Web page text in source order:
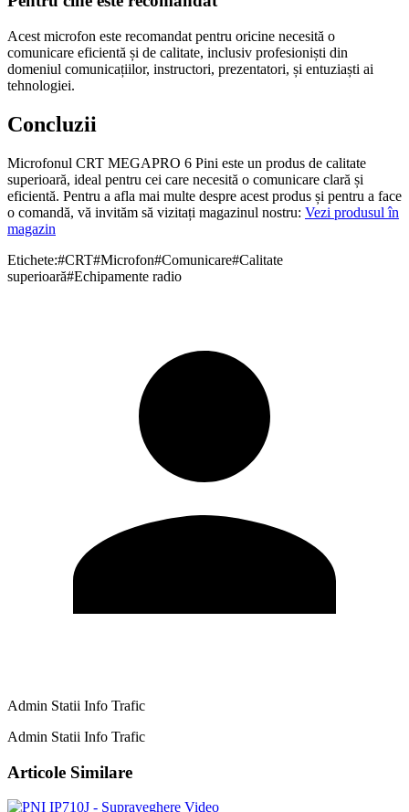
Acest microfon este recomandat pentru oricine necesită o
comunicare eficientă și de calitate, inclusiv profesioniști din
domeniul comunicațiilor, instructori, prezentatori, și entuziaști ai
tehnologiei.
Concluzii
Microfonul CRT MEGAPRO 6 Pini este un produs de calitate
superioară, ideal pentru cei care necesită o comunicare clară și
eficientă. Pentru a afla mai multe despre acest produs și pentru a face
o comandă, vă invităm să vizitați magazinul nostru: Vezi produsul în
magazin
Etichete:#CRT#Microfon#Comunicare#Calitate
superioară#Echipamente radio
Admin Statii Info Trafic
Admin Statii Info Trafic
Articole Similare